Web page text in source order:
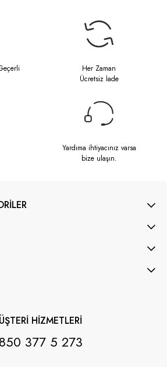
Her Zaman
Ücretsiz İade
Yardıma ihtiyacınız varsa
bize ulaşın.
HİZMETLERİ
377 5 273